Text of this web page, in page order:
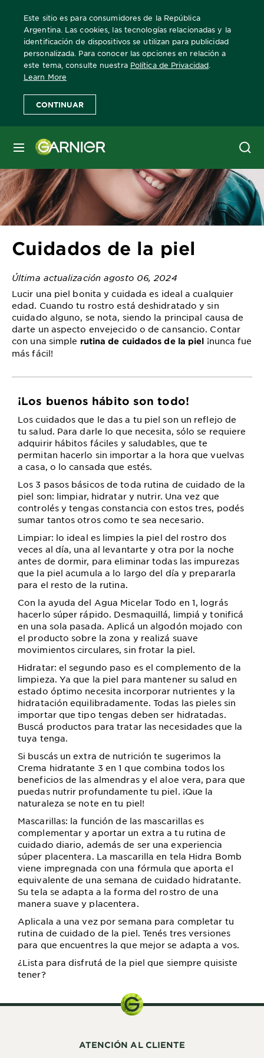
Este sitio es para consumidores de la República
Argentina. Las cookies, las tecnologías relacionadas y la
identificación de dispositivos se utilizan para publicidad
personalizada. Para conocer las opciones en relación a
este tema, consulte nuestra Política de Privacidad
Learn More
CONTINUAR
MENÚ
Home escuelagarnier cuidado-de-la-piel Cuidados de la piel
Cuidados de la piel
Última actualización agosto 06, 2024
Lucir una piel bonita y cuidada es ideal a cualquier
edad. Cuando tu rostro está deshidratado y sin
cuidado alguno, se nota, siendo la principal causa de
darte un aspecto envejecido o de cansancio. Contar
con una simple rutina de cuidados de la piel ¡nunca fue
más fácil!
¡Los buenos hábito son todo!
Los cuidados que le das a tu piel son un reflejo de
tu salud. Para darle lo que necesita, sólo se requiere
adquirir hábitos fáciles y saludables, que te
permitan hacerlo sin importar a la hora que vuelvas
a casa, o lo cansada que estés.
Los 3 pasos básicos de toda rutina de cuidado de la
piel son: limpiar, hidratar y nutrir. Una vez que
controlés y tengas constancia con estos tres, podés
sumar tantos otros como te sea necesario.
Limpiar: lo ideal es limpies la piel del rostro dos
veces al día, una al levantarte y otra por la noche
antes de dormir, para eliminar todas las impurezas
que la piel acumula a lo largo del día y prepararla
para el resto de la rutina.
Con la ayuda del Agua Micelar Todo en 1, lográs
hacerlo súper rápido. Desmaquillá, limpiá y tonificá
en una sola pasada. Aplicá un algodón mojado con
el producto sobre la zona y realizá suave
movimientos circulares, sin frotar la piel.
Hidratar: el segundo paso es el complemento de la
limpieza. Ya que la piel para mantener su salud en
estado óptimo necesita incorporar nutrientes y la
hidratación equilibradamente. Todas las pieles sin
importar que tipo tengas deben ser hidratadas.
Buscá productos para tratar las necesidades que la
tuya tenga.
Si buscás un extra de nutrición te sugerimos la
Crema hidratante 3 en 1 que combina todos los
beneficios de las almendras y el aloe vera, para que
puedas nutrir profundamente tu piel. ¡Que la
naturaleza se note en tu piel!
Mascarillas: la función de las mascarillas es
complementar y aportar un extra a tu rutina de
cuidado diario, además de ser una experiencia
súper placentera. La mascarilla en tela Hidra Bomb
viene impregnada con una fórmula que aporta el
equivalente de una semana de cuidado hidratante.
Su tela se adapta a la forma del rostro de una
manera suave y placentera.
Aplicala a una vez por semana para completar tu
rutina de cuidado de la piel. Tenés tres versiones
para que encuentres la que mejor se adapta a vos.
¿Lista para disfrutá de la piel que siempre quisiste
tener?
ATENCIÓN AL CLIENTE